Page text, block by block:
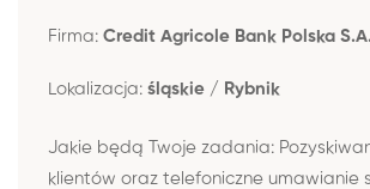
Firma: Credit Agricole Bank Polska S.A.
Lokalizacja: śląskie / Rybnik
Jakie będą Twoje zadania:
klientów oraz telefoniczne umawianie